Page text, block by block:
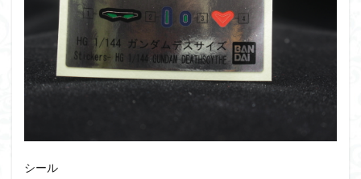
シール